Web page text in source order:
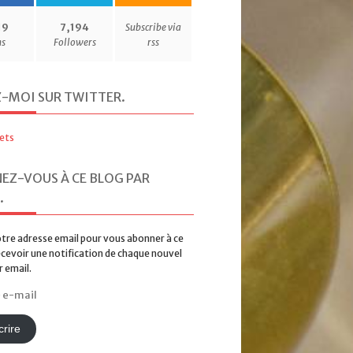
MOI SUR TWITTER
VOUS À CE BLOG PAR
.
une notification de chaque nouvel